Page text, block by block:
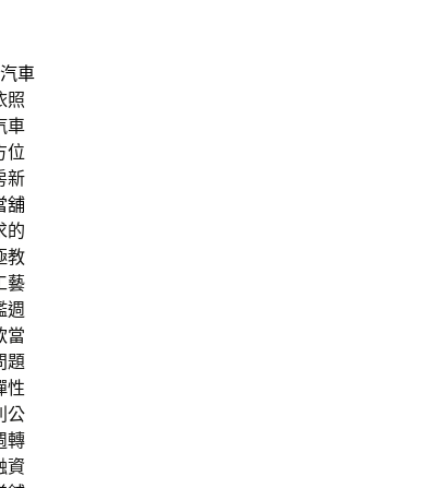
車
照
車
位
新
舖
的
教
藝
週
當
題
性
公
轉
資